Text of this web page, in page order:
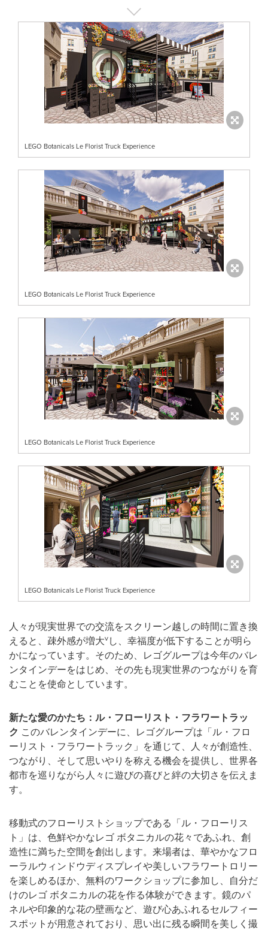
LEGO Botanicals Le Florist Truck Experience
LEGO Botanicals Le Florist Truck Experience
LEGO Botanicals Le Florist Truck Experience
LEGO Botanicals Le Florist Truck Experience
人々が現実世界での交流をスクリーン越しの時間に置き換
えると、疎外感が増大vし、幸福度が低下することが明ら
かになっています。そのため、レゴグループは今年のバレ
ンタインデーをはじめ、その先も現実世界のつながりを育
むことを使命としています。
新たな愛のかたち：ル・フローリスト・フラワートラッ
ク このバレンタインデーに、レゴグループは「ル・フロ
ーリスト・フラワートラック」を通じて、人々が創造性、
つながり、そして思いやりを称える機会を提供し、世界各
都市を巡りながら人々に遊びの喜びと絆の大切さを伝えま
す。
移動式のフローリストショップである「ル・フローリス
ト」は、色鮮やかなレゴ ボタニカルの花々であふれ、創
造性に満ちた空間を創出します。来場者は、華やかなフロ
ーラルウィンドウディスプレイや美しいフラワートロリー
を楽しめるほか、無料のワークショップに参加し、自分だ
けのレゴ ボタニカルの花を作る体験ができます。鏡のパ
ネルや印象的な花の壁画など、遊び心あふれるセルフィー
スポットが用意されており、思い出に残る瞬間を美しく撮